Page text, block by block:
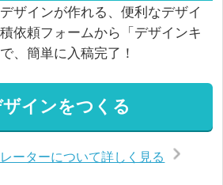
ザインが作れる、便利なデザイ
依頼フォームから「デザインキ
、簡単に入稿完了！
インをつくる
ーターについて詳しく見る